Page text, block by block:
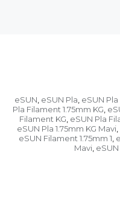
eSUN, eSUN Pla, eSUN
Pla Filament 1.75mm KG,
Filament KG, eSUN Pla
eSUN Pla 1.75mm KG Mavi,
eSUN Filament 1.75mm 1,
Mavi,